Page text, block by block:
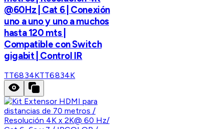
@60Hz | Cat 6 | Conexión
uno a uno y uno a muchos
hasta 120 mts |
Compatible con Switch
gigabit | Control IR
TT6834KTT6834K